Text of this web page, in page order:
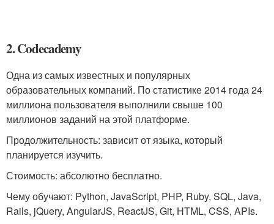
2. Codecademy
Одна из самых известных и популярных
образовательных компаний. По статистике 2014 года 24
миллиона пользователя выполнили свыше 100
миллионов заданий на этой платформе.
Продолжительность: зависит от языка, который
планируется изучить.
Стоимость: абсолютно бесплатно.
Чему обучают: Python, JavaScript, PHP, Ruby, SQL, Java,
Rails, jQuery, AngularJS, ReactJS, Git, HTML, CSS, APIs.